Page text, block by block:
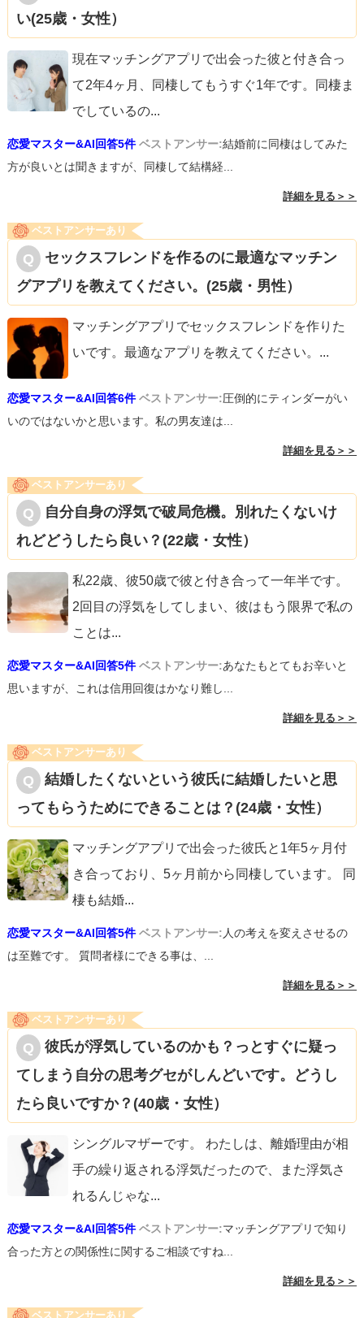
い(25歳・女性）
現在マッチングアプリで出会った彼と付き合っ
て2年4ヶ月、同棲してもうすぐ1年です。同棲ま
でしているの...
恋愛マスター&AI回答5件 ベストアンサー:結婚前に同棲はしてみた
方が良いとは聞きますが、同棲して結構経...
詳細を見る＞＞
ベストアンサーあり
セックスフレンドを作るのに最適なマッチン
グアプリを教えてください。(25歳・男性）
マッチングアプリでセックスフレンドを作りた
いです。最適なアプリを教えてください。 ...
恋愛マスター&AI回答6件 ベストアンサー:圧倒的にティンダーがい
いのではないかと思います。私の男友達は...
詳細を見る＞＞
ベストアンサーあり
自分自身の浮気で破局危機。別れたくないけ
れどどうしたら良い？(22歳・女性）
私22歳、彼50歳で彼と付き合って一年半です。
2回目の浮気をしてしまい、彼はもう限界で私の
ことは...
恋愛マスター&AI回答5件 ベストアンサー:あなたもとてもお辛いと
思いますが、これは信用回復はかなり難し...
詳細を見る＞＞
ベストアンサーあり
結婚したくないという彼氏に結婚したいと思
ってもらうためにできることは？(24歳・女性）
マッチングアプリで出会った彼氏と1年5ヶ月付
き合っており、5ヶ月前から同棲しています。 同
棲も結婚...
恋愛マスター&AI回答5件 ベストアンサー:人の考えを変えさせるの
は至難です。 質問者様にできる事は、...
詳細を見る＞＞
ベストアンサーあり
彼氏が浮気しているのかも？っとすぐに疑っ
てしまう自分の思考グセがしんどいです。どうし
たら良いですか？(40歳・女性）
シングルマザーです。 わたしは、離婚理由が相
手の繰り返される浮気だったので、また浮気さ
れるんじゃな...
恋愛マスター&AI回答5件 ベストアンサー:マッチングアプリで知り
合った方との関係性に関するご相談ですね...
詳細を見る＞＞
ベストアンサーあり